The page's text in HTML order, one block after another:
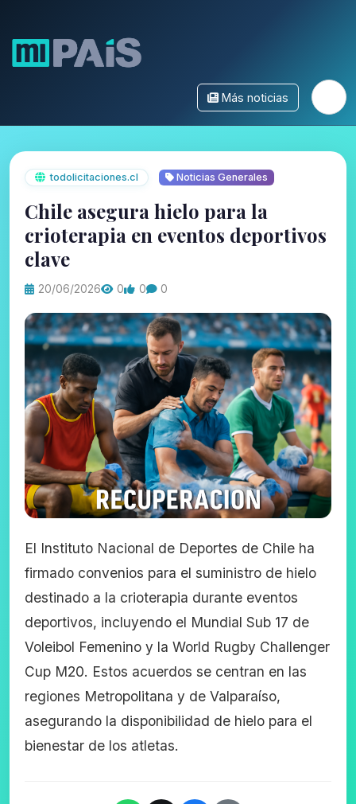
Más noticias
todolicitaciones.cl Noticias Generales
Chile asegura hielo para la
crioterapia en eventos deportivos
clave
20/06/2026 0 0 0
El Instituto Nacional de Deportes de Chile ha
firmado convenios para el suministro de hielo
destinado a la crioterapia durante eventos
deportivos, incluyendo el Mundial Sub 17 de
Voleibol Femenino y la World Rugby Challenger
Cup M20. Estos acuerdos se centran en las
regiones Metropolitana y de Valparaíso,
asegurando la disponibilidad de hielo para el
bienestar de los atletas.